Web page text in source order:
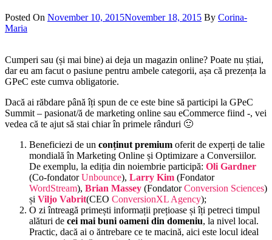
Posted On November 10, 2015November 18, 2015 By Corina-
Maria
Cumperi sau (și mai bine) ai deja un magazin online? Poate nu știai,
dar eu am facut o pasiune pentru ambele categorii, așa că prezența la
GPeC este cumva obligatorie.
Dacă ai răbdare până îți spun de ce este bine să participi la GPeC
Summit – pasionat/ă de marketing online sau eCommerce fiind -, vei
vedea că te ajut să stai chiar în primele rânduri 🙂
Beneficiezi de un conținut premium oferit de experți de talie
mondială în Marketing Online și Optimizare a Conversiilor.
De exemplu, la ediția din noiembrie participă: Oli Gardner
(Co-fondatorUnbounce), Larry Kim (Fondator
WordStream), Brian Massey (FondatorConversion Sciences)
și Viljo Vabrit(CEO ConversionXL Agency);
O zi întreagă primești informații prețioase și îți petreci timpul
alături de cei mai buni oameni din domeniu, la nivel local.
Practic, dacă ai o ăntrebare ce te macină, aici este locul ideal